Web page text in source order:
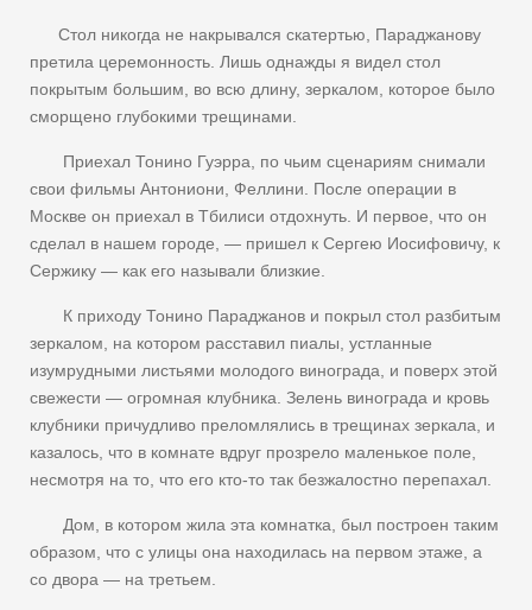
Стол никогда не накрывался скатертью, Параджанову
претила церемонность. Лишь однажды я видел стол
покрытым большим, во всю длину, зеркалом, которое было
сморщено глубокими трещинами.
Приехал Тонино Гуэрра, по чьим сценариям снимали
свои фильмы Антониони, Феллини. После операции в
Москве он приехал в Тбилиси отдохнуть. И первое, что он
сделал в нашем городе, — пришел к Сергею Иосифовичу, к
Сержику — как его называли близкие.
К приходу Тонино Параджанов и покрыл стол разбитым
зеркалом, на котором расставил пиалы, устланные
изумрудными листьями молодого винограда, и поверх этой
свежести — огромная клубника. Зелень винограда и кровь
клубники причудливо преломлялись в трещинах зеркала, и
казалось, что в комнате вдруг прозрело маленькое поле,
несмотря на то, что его кто-то так безжалостно перепахал.
Дом, в котором жила эта комнатка, был построен таким
образом, что с улицы она находилась на первом этаже, а
со двора — на третьем.